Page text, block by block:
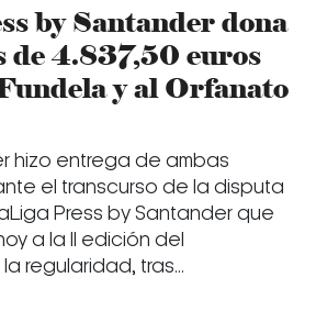
by Santander dona
de 4.837,50 euros
y al Orfanato
hizo entrega de ambas
el transcurso de la disputa
Press by Santander que
a la II edición del
regularidad, tras...